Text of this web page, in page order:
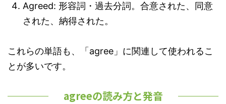
Agreed: 形容詞・過去分詞。合意された、同意
された、納得された。
これらの単語も、「agree」に関連して使われるこ
とが多いです。
agreeの読み方と発音